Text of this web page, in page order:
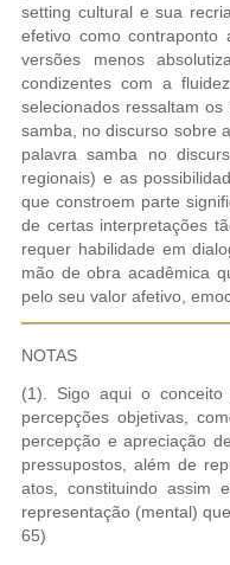
setting cultural e sua
efetivo como
versões menos
condizentes com a
selecionados ressaltam
samba, no discurso sobre
palavra samba no
regionais) e as
que constroem parte
de certas interpretações
requer habilidade em
mão de obra acadêmica
pelo seu valor afetivo,
NOTAS
(1). Sigo aqui o conceito
percepções objetivas,
percepção e apreciação
pressupostos, além de
atos, constituindo assim
representação (mental)
65)